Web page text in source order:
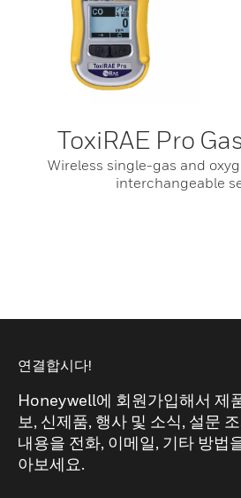
ToxiRAE Pro
Wireless single-gas and
interchangeable
연결합시다!
Honeywell에 회원가입해서 제
보, 신제품, 행사 및 소식, 설문
내용을 전화, 이메일, 기타 방법
아보세요.